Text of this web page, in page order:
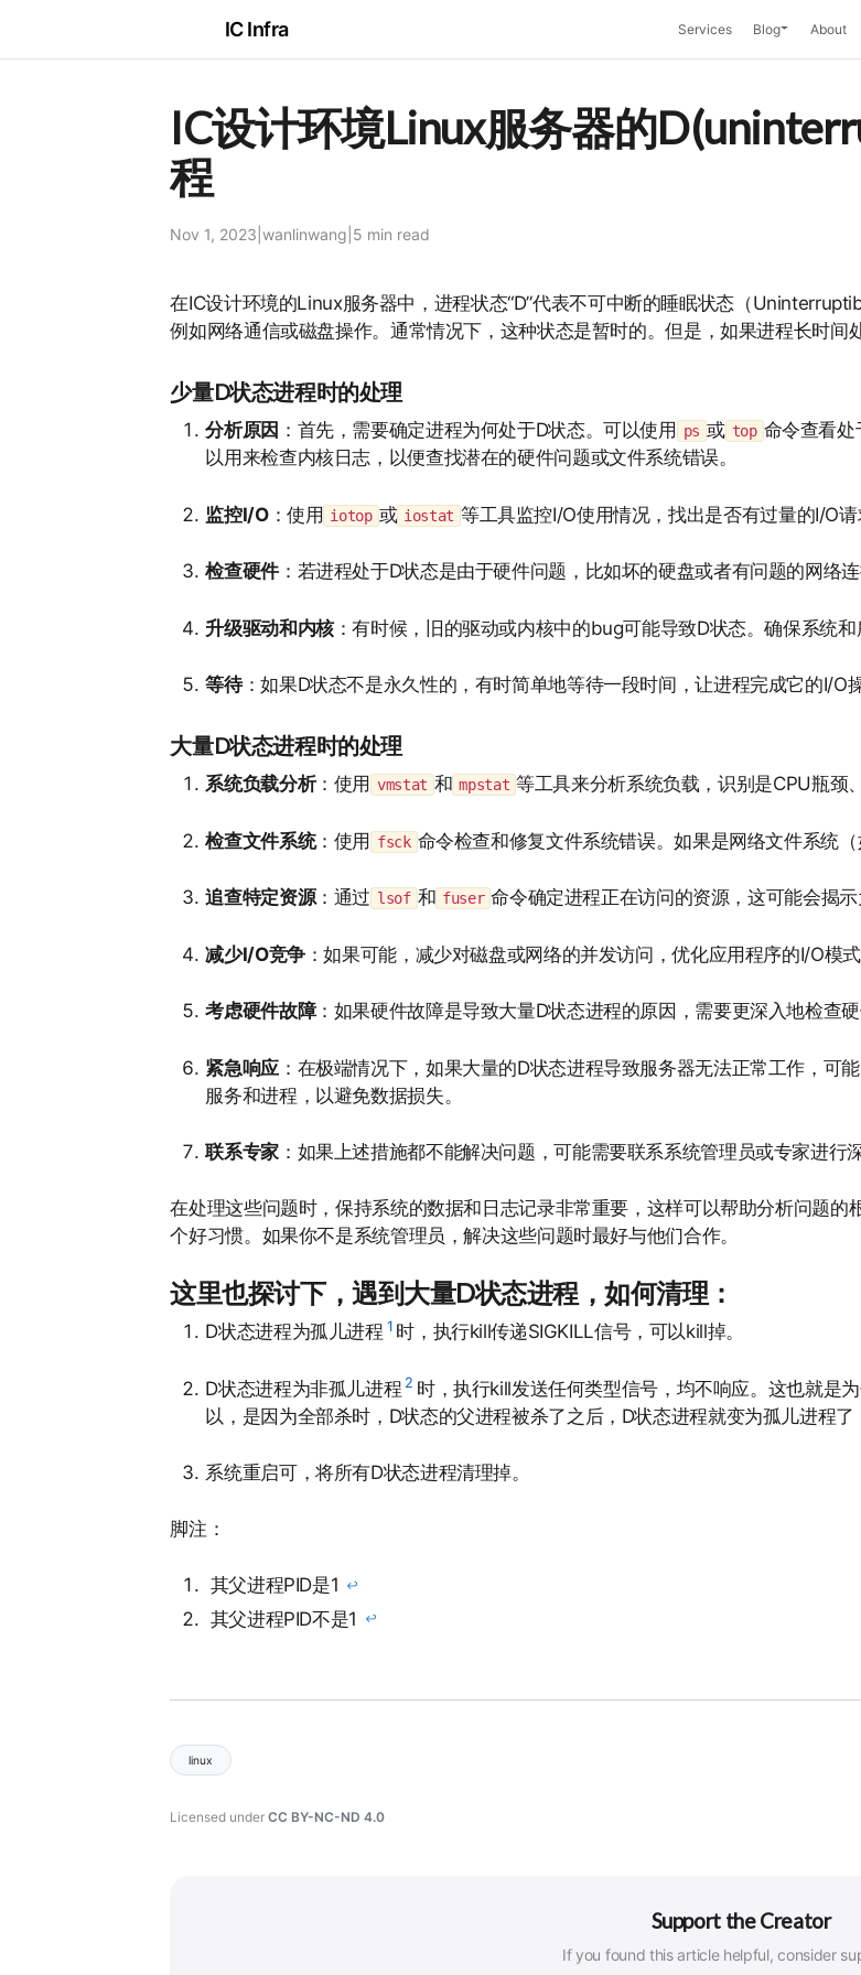
IC Infra Services BlogToggleAbout
IC设计环境Linux服务器的
程
Nov 1, 2023 |wanlinwang 5 min read
在IC设计环境的Linux服务器中，进程状态“D”代表不可中断的睡眠状态（
例如网络通信或磁盘操作。通常情况下，这种状态是暂时的。但是，如果进程长时间
少量D状态进程时的处理
分析原因 ：首先，需要确定进程为何处于D状态。可以使用 ps 或 top 命令查看处
以用来检查内核日志，以便查找潜在的硬件问题或文件系统错误。
监控I/O：使用 iotop 或 iostat 等工具监控I/O使用情况，找出是否有过量的I/O请
检查硬件：若进程处于D状态是由于硬件问题，比如坏的硬盘或者有问题的网络
升级驱动和内核：有时候，旧的驱动或内核中的bug可能导致D状态。确保系统和
等待：如果D状态不是永久性的，有时简单地等待一段时间，让进程完成它的I/O
大量D状态进程时的处理
系统负载分析：使用 vmstat 和 mpstat 等工具来分析系统负载，识别是CPU瓶颈
检查文件系统：使用 fsck 命令检查和修复文件系统错误。如果是网络文件系统
追查特定资源：通过 lsof 和 fuser 命令确定进程正在访问的资源，这可能会揭示
减少I/O竞争：如果可能，减少对磁盘或网络的并发访问，优化应用程序的I/O模式
考虑硬件故障：如果硬件故障是导致大量D状态进程的原因，需要更深入地检查硬
紧急响应：在极端情况下，如果大量的D状态进程导致服务器无法正常工作，可
服务和进程，以避免数据损失。
联系专家：如果上述措施都不能解决问题，可能需要联系系统管理员或专家进行深
在处理这些问题时，保持系统的数据和日志记录非常重要，这样可以帮助分析问题
个好习惯。如果你不是系统管理员，解决这些问题时最好与他们合作。
这里也探讨下，遇到大量D状态进程，如何清理：
D状态进程为孤儿进程 1 时，执行kill传递SIGKILL信号，可以kill掉。
D状态进程为非孤儿进程 2 时，执行kill发送任何类型信号，均不响应。这也就是
以，是因为全部杀时，D状态的父进程被杀了之后，D状态进程就变为孤儿进程了
系统重启可，将所有D状态进程清理掉。
脚注：
其父进程PID是1 ↩︎
其父进程PID不是1 ↩︎
linux
Licensed underCC BY-NC-ND 4.0
Support the Creator
If you found this article helpful, consider